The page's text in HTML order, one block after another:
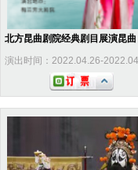
北方昆曲剧院经典剧目展演昆
演出时间：2022.04.26-